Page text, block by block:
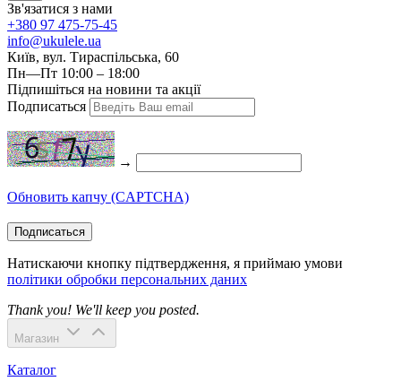
Зв'язатися з нами
+380 97 475-75-45
info@ukulele.ua
Київ, вул. Тираспільська, 60
Пн—Пт 10:00 – 18:00
Підпишіться на новини та акції
Подписаться
→
Обновить капчу (CAPTCHA)
Подписаться
Натискаючи кнопку підтвердження, я приймаю умови
політики обробки персональних даних
Thank you! We'll keep you posted.
Магазин
Каталог